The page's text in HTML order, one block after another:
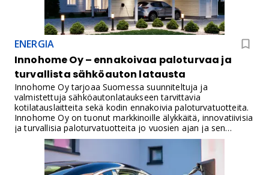
ENERGIA
Innohome Oy – ennakoivaa paloturvaa ja
turvallista sähköauton latausta
Innohome Oy tarjoaa Suomessa suunniteltuja ja
valmistettuja sähköautonlataukseen tarvittavia
kotilatauslaitteita sekä kodin ennakoivia paloturvatuotteita.
Innohome Oy on tuonut markkinoille älykkäitä, innovatiivisia
ja turvallisia paloturvatuotteita jo vuosien ajan ja sen
jälleenmyyntiketju kattaa koko Suomen. Innohomen
liesivahdit ja SSA ovat nykyaikaisinta paloturvatekniikkaa,
joilla voidaan ennaltaehkäistä suuri osa kotien tulipaloista,
kuten liesipalot ja sähkölaitepalot.